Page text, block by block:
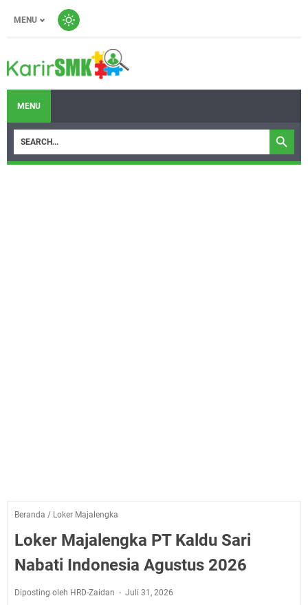
MENU
MENU
Beranda / Loker Majalengka
Loker Majalengka PT Kaldu Sari
Nabati Indonesia Agustus 2026
Diposting oleh HRD-Zaidan Juli 31, 2026